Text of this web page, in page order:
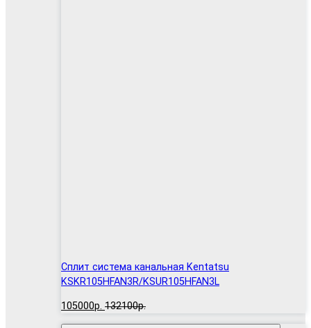
Сплит система канальная Kentatsu
KSKR105HFAN3R/KSUR105HFAN3L
105000р. 132100р.